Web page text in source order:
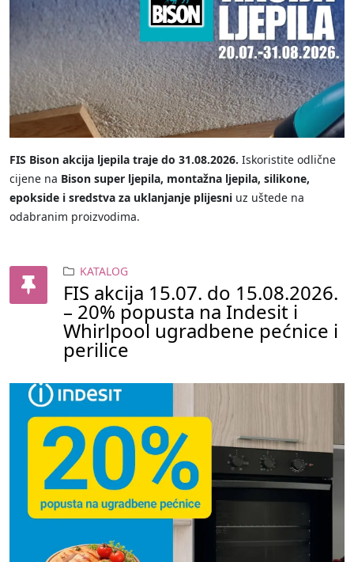
FIS Bison akcija ljepila traje do 31.08.2026. Iskoristite odlične
cijene na Bison super ljepila, montažna ljepila, silikone,
epokside i sredstva za uklanjanje plijesni uz uštede na
odabranim proizvodima.
KATALOG
FIS akcija 15.07. do 15.08.2026.
– 20% popusta na Indesit i
Whirlpool ugradbene pećnice i
perilice